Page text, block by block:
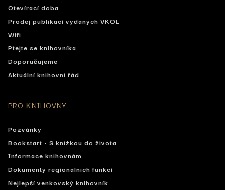
Otevírací doba
Prodej publikací vydaných VKOL
Wifi
Ptejte se knihovníka
Doporučujeme
Aktuální knihovní řád
PRO KNIHOVNY
Pozvánky
Bookstart - S knížkou do života
Informace knihovnám
Dokumenty regionálních funkcí
Nejlepší venkovský knihovník